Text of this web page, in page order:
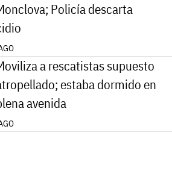
Policía descarta
a rescatistas supuesto
estaba dormido en
avenida